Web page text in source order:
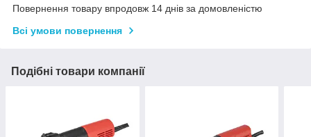
Повернення товару впродовж 14 днів за домовленістю
Всі умови повернення
Подібні товари компанії